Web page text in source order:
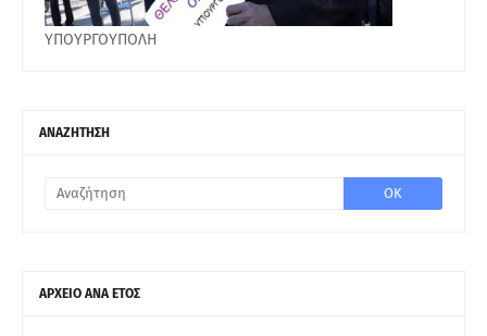
ΥΠΟΥΡΓΟΥΠΟΛΗ
ΑΝΑΖΗΤΗΣΗ
ΑΡΧΕΙΟ ΑΝΑ ΕΤΟΣ